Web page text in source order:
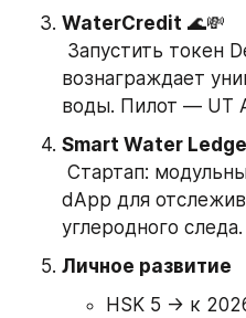
WaterCredit 🌊💸
вознаграждает
воды. Пилот — UT
Smart Water
dApp для
углеродного
Личное развитие
HSK 5 → к